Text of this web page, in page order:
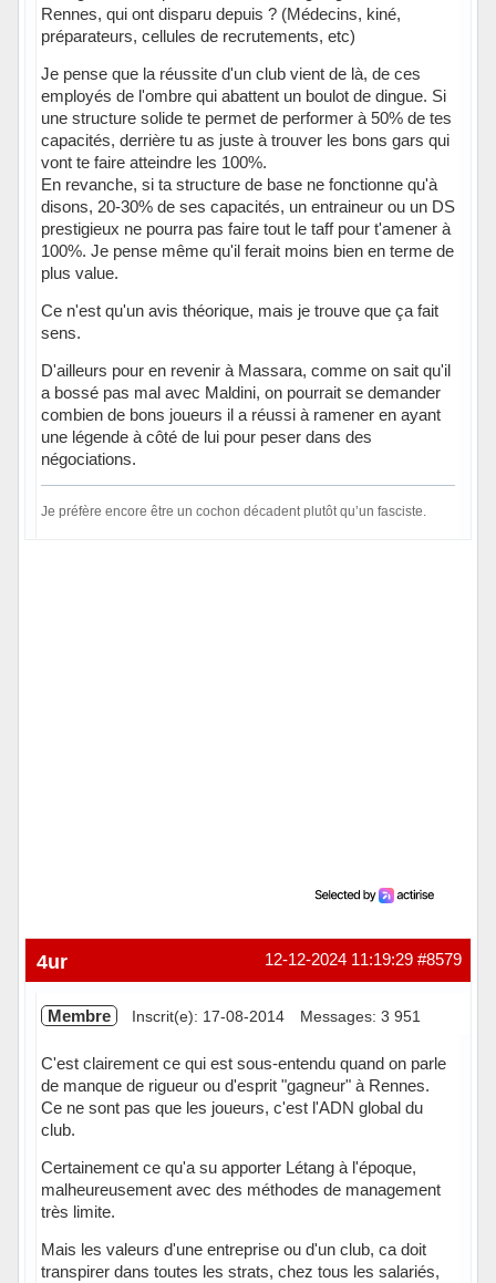
Rennes, qui ont disparu depuis ? (Médecins, kiné,
préparateurs, cellules de recrutements, etc)
Je pense que la réussite d'un club vient de là, de ces
employés de l'ombre qui abattent un boulot de dingue. Si
une structure solide te permet de performer à 50% de tes
capacités, derrière tu as juste à trouver les bons gars qui
vont te faire atteindre les 100%.
En revanche, si ta structure de base ne fonctionne qu'à
disons, 20-30% de ses capacités, un entraineur ou un DS
prestigieux ne pourra pas faire tout le taff pour t'amener à
100%. Je pense même qu'il ferait moins bien en terme de
plus value.
Ce n'est qu'un avis théorique, mais je trouve que ça fait
sens.
D'ailleurs pour en revenir à Massara, comme on sait qu'il
a bossé pas mal avec Maldini, on pourrait se demander
combien de bons joueurs il a réussi à ramener en ayant
une légende à côté de lui pour peser dans des
négociations.
Je préfère encore être un cochon décadent plutôt qu’un fasciste.
#8579
12-12-2024 11:19:29
4ur
Membre Inscrit(e): 17-08-2014 Messages: 3 951
C'est clairement ce qui est sous-entendu quand on parle
de manque de rigueur ou d'esprit "gagneur" à Rennes.
Ce ne sont pas que les joueurs, c'est l'ADN global du
club.
Certainement ce qu'a su apporter Létang à l'époque,
malheureusement avec des méthodes de management
très limite.
Mais les valeurs d'une entreprise ou d'un club, ca doit
transpirer dans toutes les strats, chez tous les salariés,